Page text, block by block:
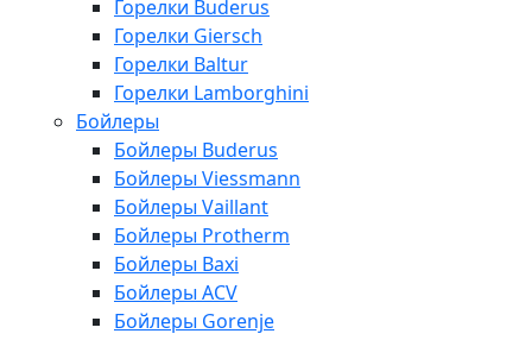
Горелки Buderus
Горелки Giersch
Горелки Baltur
Горелки Lamborghini
Бойлеры
Бойлеры Buderus
Бойлеры Viessmann
Бойлеры Vaillant
Бойлеры Protherm
Бойлеры Baxi
Бойлеры ACV
Бойлеры Gorenje